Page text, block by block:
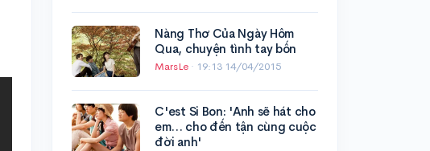
Nàng Thơ Của Ngày Hôm
Qua, chuyện tình tay bốn
MarsLe · 19:13 14/04/2015
C'est Si Bon: 'Anh sẽ hát cho
em… cho đến tận cùng cuộc
đời anh'